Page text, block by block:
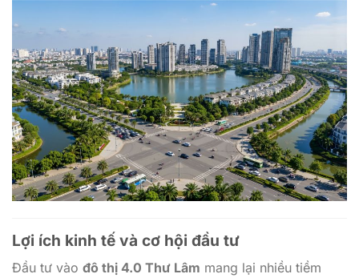
Lợi ích kinh tế và cơ hội đầu tư
Đầu tư vào đô thị 4.0 Thư Lâm mang lại nhiều tiềm